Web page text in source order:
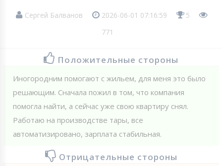
Сергей Балванов 2026-06-01 07:16:59
5
771
Положительные стороны
Иногородним помогают с жильем, для меня это было
решающим. Сначала пожил в том, что компания
помогла найти, а сейчас уже свою квартиру снял.
Работаю на производстве тары, все
автоматизировано, зарплата стабильная.
Отрицательные стороны